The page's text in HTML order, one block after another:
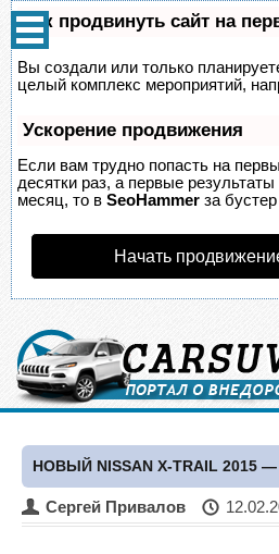
Как продвинуть сайт на
Вы создали или только
целый комплекс мероприятий,
Ускорение продвижения
Если вам трудно попасть на
десятки раз, а первые
месяц, то в SeoHammer за бустер
Начать
НОВЫЙ NISSAN X-TRAIL 2015
Сергей Привалов